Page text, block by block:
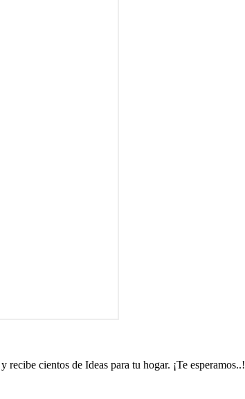
cientos de Ideas para tu hogar. ¡Te esperamos..!